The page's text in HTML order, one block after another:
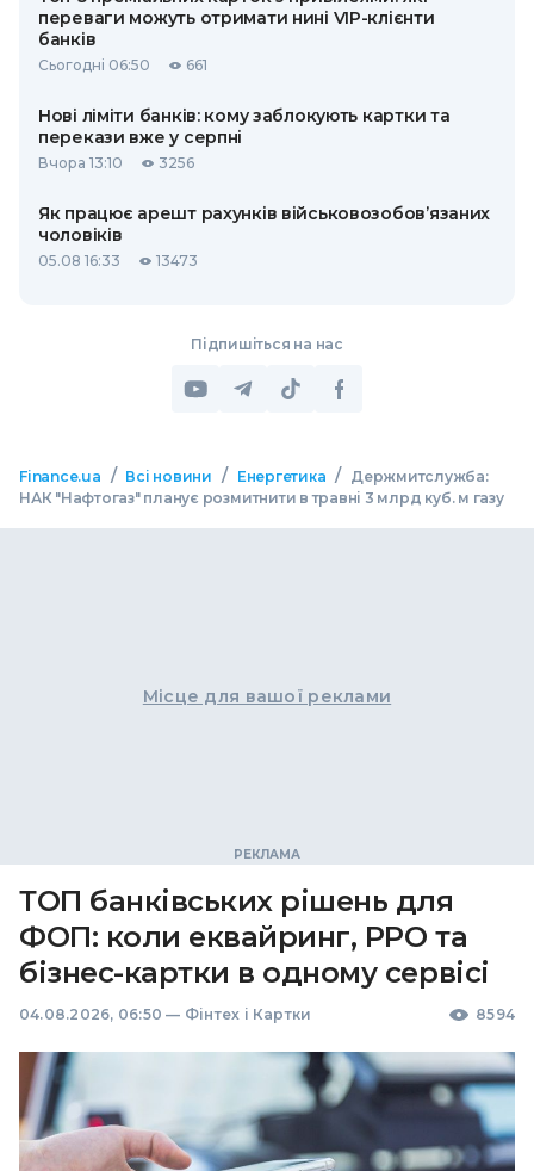
переваги можуть отримати нині VIP-клієнти
банків
Сьогодні 06:50 661
Нові ліміти банків: кому заблокують картки та
перекази вже у серпні
Вчора 13:10 3256
Як працює арешт рахунків військовозобов’язаних
чоловіків
05.08 16:33 13473
Підпишіться на нас
Finance.ua / Всі новини / Енергетика / Держмитслужба:
НАК "Нафтогаз" планує розмитнити в травні 3 млрд куб. м газу
Місце для вашої реклами
ТОП банківських рішень для
ФОП: коли еквайринг, РРО та
бізнес-картки в одному сервісі
04.08.2026, 06:50 — Фінтех і Картки 8594